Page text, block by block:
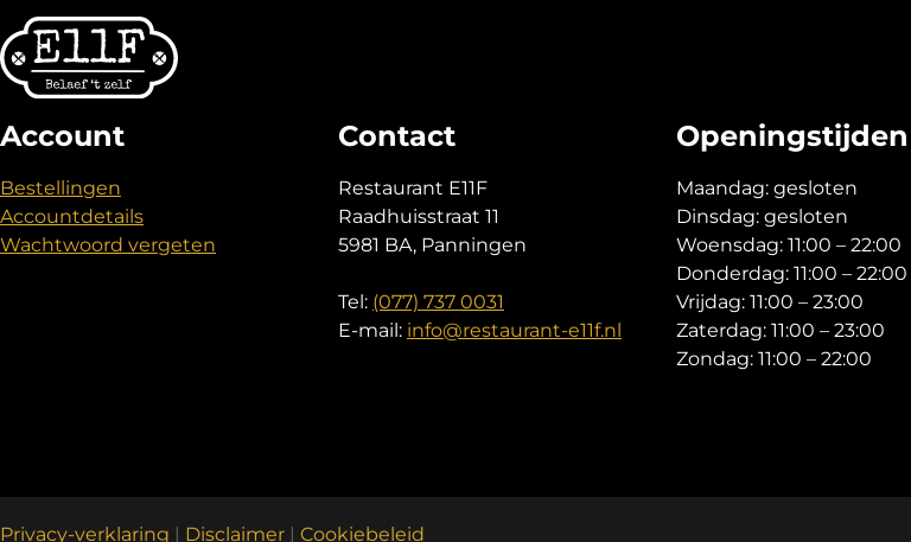
Account
Bestellingen
Accountdetails
Wachtwoord vergeten
Contact
Restaurant E11F
Raadhuisstraat 11
5981 BA, Panningen
Tel: (077) 737 0031
E-mail: info@restaurant-e11f.nl
Openingstijden
Maandag: gesloten
Dinsdag: gesloten
Woensdag: 11:00 – 22:00
Donderdag: 11:00 – 22:00
Vrijdag: 11:00 – 23:00
Zaterdag: 11:00 – 23:00
Zondag: 11:00 – 22:00
Privacy-verklaring Disclaimer Cookiebeleid